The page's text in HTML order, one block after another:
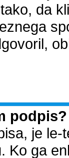
da
podpis?
je
Ko ga